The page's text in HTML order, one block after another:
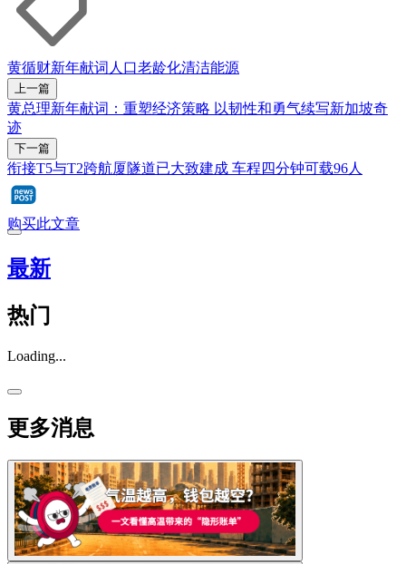
黄循财新年献词 人口老龄化清洁能源
上一篇
黄总理新年献词：重塑经济策略 以韧性和勇气续写新加坡奇
迹
下一篇
衔接T5与T2跨航厦隧道已大致建成 车程四分钟可载96人
购买此文章
最新
热门
Loading...
更多消息